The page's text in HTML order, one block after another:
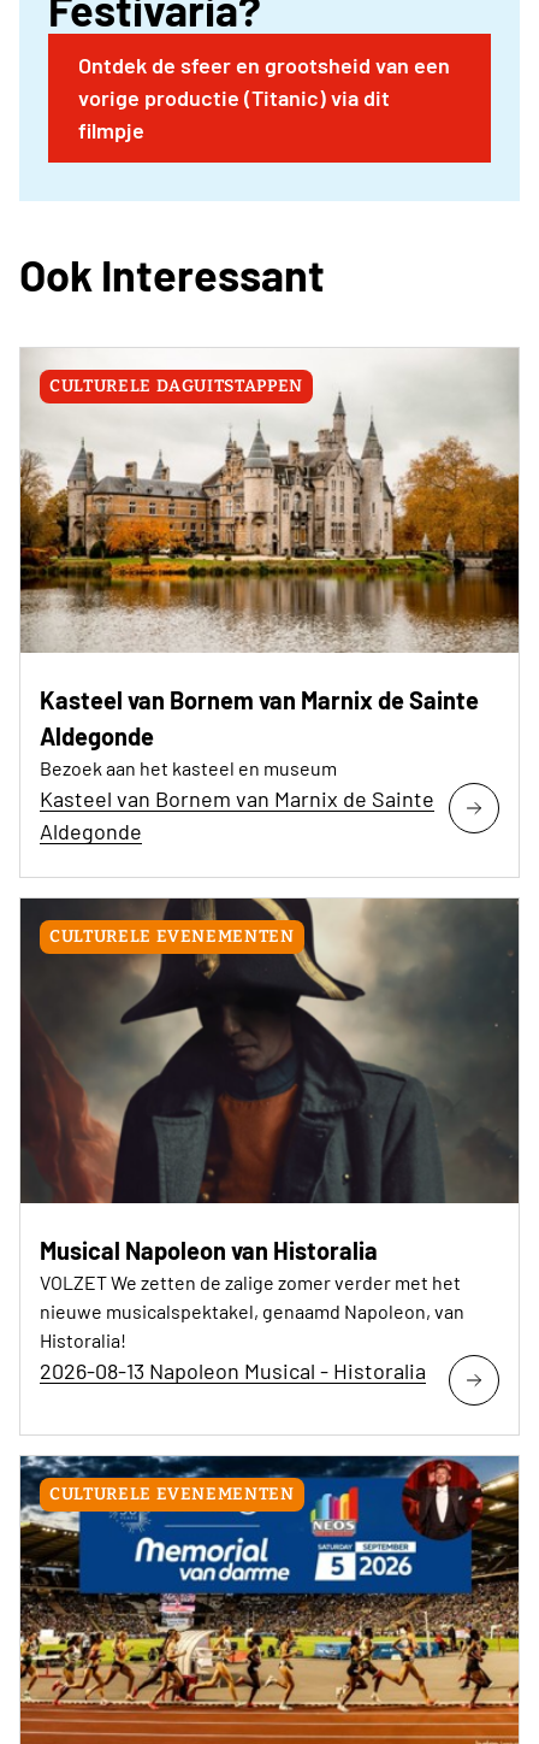
Ontdek de sfeer en grootsheid van een
vorige productie (Titanic) via dit
filmpje
Ook Interessant
CULTURELE DAGUITSTAPPEN
Kasteel van Bornem van Marnix de Sainte
Aldegonde
Bezoek aan het kasteel en museum
Kasteel van Bornem van Marnix de Sainte
Aldegonde
CULTURELE EVENEMENTEN
Musical Napoleon van Historalia
VOLZET We zetten de zalige zomer verder met het
nieuwe musicalspektakel, genaamd Napoleon, van
Historalia!
2026-08-13 Napoleon Musical - Historalia
CULTURELE EVENEMENTEN